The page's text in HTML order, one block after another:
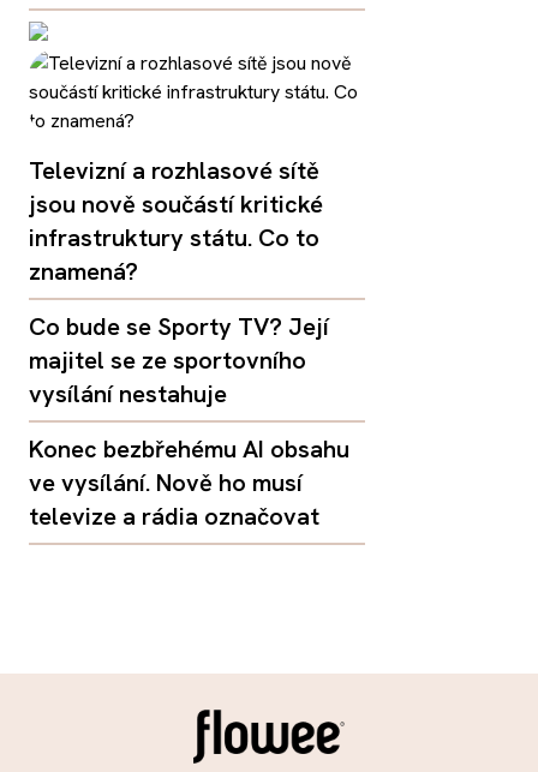
Televizní a rozhlasové sítě
jsou nově součástí kritické
infrastruktury státu. Co to
znamená?
Co bude se Sporty TV? Její
majitel se ze sportovního
vysílání nestahuje
Konec bezbřehému AI obsahu
ve vysílání. Nově ho musí
televize a rádia označovat